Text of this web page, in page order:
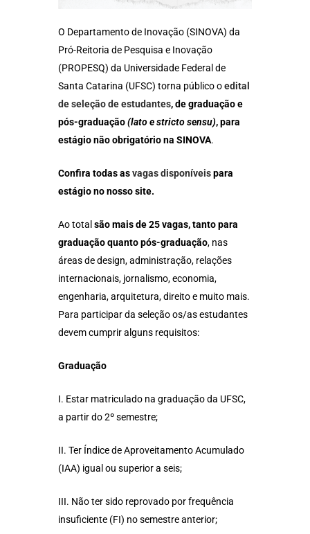
O Departamento de Inovação (SINOVA) da
Pró-Reitoria de Pesquisa e Inovação
(PROPESQ) da Universidade Federal de
Santa Catarina (UFSC) torna público oedital
de seleção de estudantes, de graduação e
pós-graduação(lato e stricto sensu), para
estágio não obrigatório na SINOVA.
Confira todas asvagas disponíveispara
estágio no nosso site.
Ao total são mais de 25 vagas, tanto para
graduação quanto pós-graduação, nas
áreas de design, administração, relações
internacionais, jornalismo, economia,
engenharia, arquitetura, direito e muito mais.
Para participar da seleção os/as estudantes
devem cumprir alguns requisitos:
Graduação
I. Estar matriculado na graduação da UFSC,
a partir do 2º semestre;
II. Ter Índice de Aproveitamento Acumulado
(IAA) igual ou superior a seis;
III. Não ter sido reprovado por frequência
insuficiente (FI) no semestre anterior;